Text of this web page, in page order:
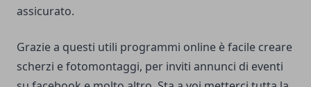
assicurato.
Grazie a questi utili programmi online è facile creare
scherzi e fotomontaggi, per inviti annunci di eventi